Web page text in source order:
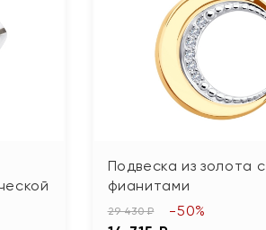
Подвеска из золота с
фианитами
29 430 ₽ -50%